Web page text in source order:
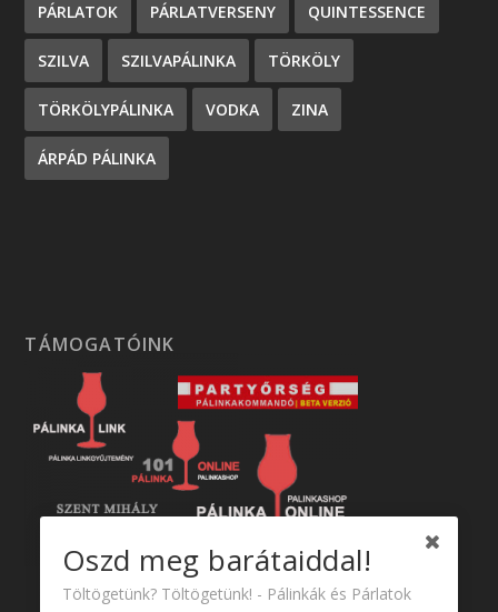
PÁRLATOK PÁRLATVERSENY QUINTESSENCE
SZILVA SZILVAPÁLINKA TÖRKÖLY
TÖRKÖLYPÁLINKA VODKA ZINA
ÁRPÁD PÁLINKA
TÁMOGATÓINK
Oszd meg barátaiddal!
Töltögetünk? Töltögetünk! - Pálinkák és Párlatok